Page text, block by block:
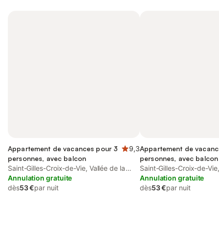
Appartement de vacances pour 3
personnes, avec balcon
9,3
Saint-Gilles-Croix-de-Vie, Vallée de la
Loire
Annulation gratuite
dès53 €par nuit
Appartement de
personnes, avec balcon
Saint-Gilles-Croix-de-
Loire
Annulation gratuite
dès53 €par nuit